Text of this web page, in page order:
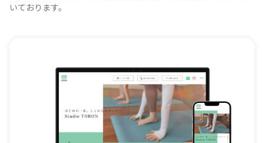
いております。